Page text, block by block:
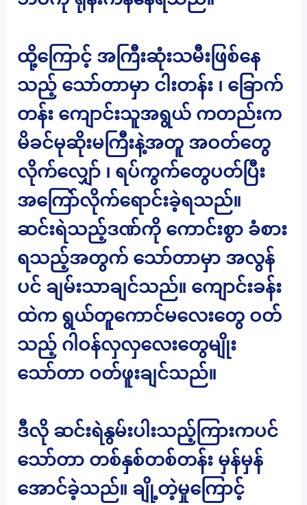
ထို့ကြောင့် အကြီးဆုံးသမီးဖြစ်နေ
သည့် သော်တာမှာ ငါးတန်း ၊ ခြောက်
တန်း ကျောင်းသူအရွယ် ကတည်းက
မိခင်မုဆိုးမကြီးနဲ့အတူ အဝတ်တွေ
လိုက်လျှော် ၊ ရပ်ကွက်တွေပတ်ပြီး
အကြော်လိုက်ရောင်းခဲ့ရသည်။
ဆင်းရဲသည့်ဒဏ်ကို ကောင်းစွာ ခံစား
ရသည့်အတွက် သော်တာမှာ အလွန်
ပင် ချမ်းသာချင်သည်။ ကျောင်းခန်း
ထဲက ရွယ်တူကောင်မလေးတွေ ဝတ်
သည့် ဂါဝန်လှလှလေးတွေမျိုး
သော်တာ ဝတ်ဖူးချင်သည်။
ဒီလို ဆင်းရဲနွမ်းပါးသည့်ကြားကပင်
သော်တာ တစ်နှစ်တစ်တန်း မှန်မှန်
အောင်ခဲ့သည်။ ချို့တဲ့မှုကြောင့်